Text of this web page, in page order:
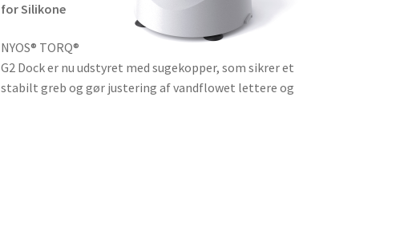
for Silikone
NYOS® TORQ®
G2 Dock er nu udstyret med sugekopper, som sikrer et
stabilt greb og gør justering af vandflowet lettere og